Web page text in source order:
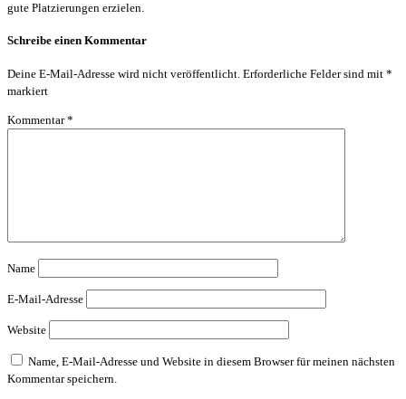
gute Platzierungen erzielen.
Schreibe einen Kommentar
Deine E-Mail-Adresse wird nicht veröffentlicht. Erforderliche Felder sind mit *
markiert
Kommentar*
Name
E-Mail-Adresse
Website
Name, E-Mail-Adresse und Website in diesem Browser für meinen nächsten
Kommentar speichern.